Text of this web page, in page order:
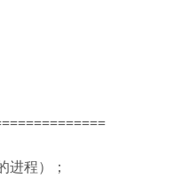
进程）；